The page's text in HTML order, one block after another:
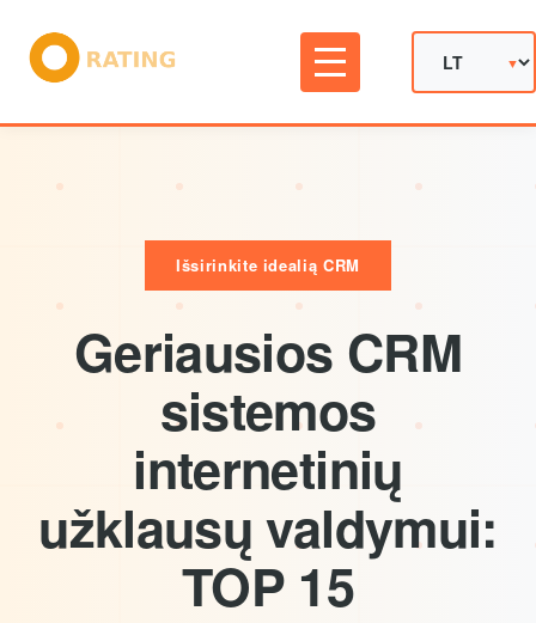
Išsirinkite idealią CRM
Geriausios CRM
sistemos
internetinių
užklausų valdymui:
TOP 15